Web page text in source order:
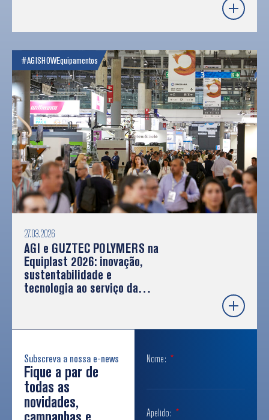
#AGISHOWEquipamentos
27.03.2026
AGI e GUZTEC POLYMERS na
Equiplast 2026: inovação,
sustentabilidade e
tecnologia ao serviço da
Subscreva a nossa e-news
Fique a par de
todas as
novidades,
Nome:
Apelido: